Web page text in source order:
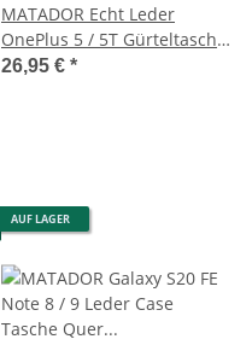
MATADOR Echt Leder
OnePlus 5 / 5T Gürteltasche
Schwarz
26,95 € *
AUF LAGER